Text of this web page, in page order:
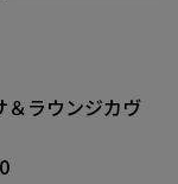
＆ラウンジカヴ